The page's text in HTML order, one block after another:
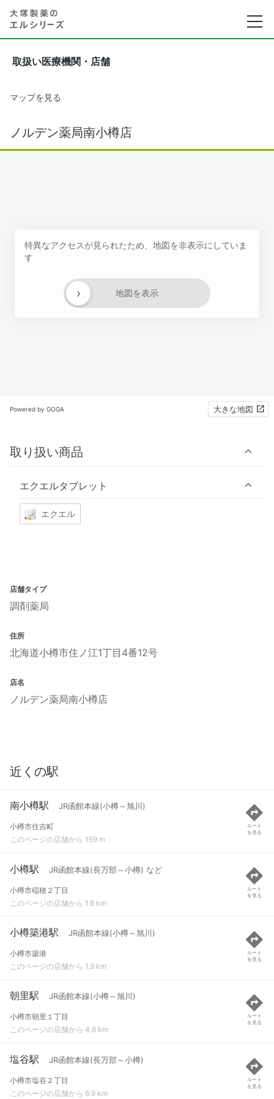
取扱い医療機関・店舗
マップを見る
ノルデン薬局南小樽店
特異なアクセスが見られたため、地図を非表示にしていま
す
地図を表示
›
Powered by GOGA 大きな地図
取り扱い商品
エクエルタブレット
エクエル
店舗タイプ
調剤薬局
住所
北海道小樽市住ノ江1丁目4番12号
店名
ノルデン薬局南小樽店
近くの駅
南小樽駅 JR函館本線(小樽～旭川)
小樽市住吉町
このページの店舗から 169 m
ルート
を見る
小樽駅 JR函館本線(長万部～小樽) など
小樽市稲穂２丁目
このページの店舗から 1.6 km
ルート
を見る
小樽築港駅 JR函館本線(小樽～旭川)
小樽市築港
このページの店舗から 1.9 km
ルート
を見る
朝里駅 JR函館本線(小樽～旭川)
小樽市朝里１丁目
このページの店舗から 4.8 km
ルート
を見る
塩谷駅 JR函館本線(長万部～小樽)
小樽市塩谷２丁目
このページの店舗から 6.9 km
ルート
を見る